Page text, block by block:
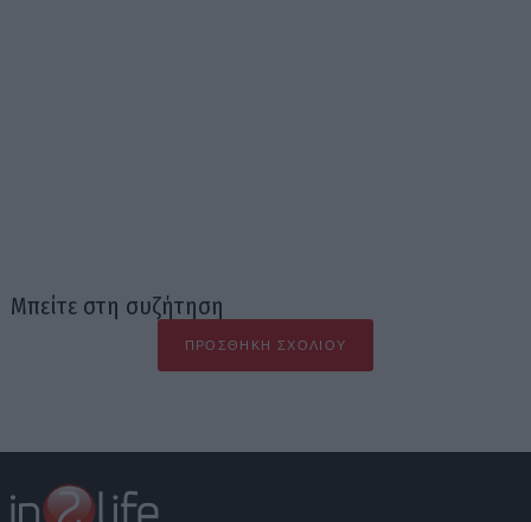
Μπείτε στη συζήτηση
ΠΡΟΣΘΉΚΗ ΣΧΟΛΊΟΥ